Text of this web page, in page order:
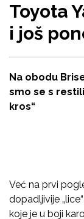
Toyota
i još
Na obodu
smo se s
kros“
Već na prvi
dopadljivije
koje je u boji